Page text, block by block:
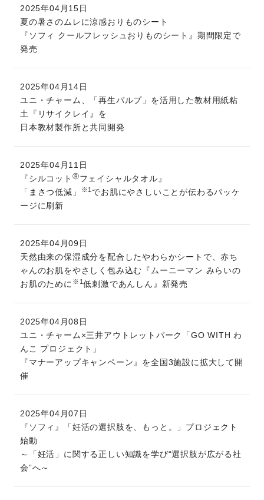
2025年04月15日
夏の暑さのムレに涼感おりものシート
『ソフィ クールフレッシュおりものシート』期間限定で
発売
2025年04月14日
ユニ・チャーム、「再生パルプ」を活用した教材用紙粘
土『リサイクレイ』を
日本教材製作所と共同開発
2025年04月11日
『シルコット Ⓡフェイシャルタオル』
「まさつ低減」
※1 でお肌にやさしいことが伝わるパッケ
ージに刷新
2025年04月09日
天然由来の保湿成分を配合したやわらかシートで、赤ち
ゃんのお肌をやさしく包み込む『ムーニーマン みらいの
お肌のために ※1 低刺激であんしん』新発売
2025年04月08日
ユニ・チャーム×三井アウトレットパーク「GO WITH わ
んこ プロジェクト」
『マナーアップキャンペーン』を全国3施設に拡大して開
催
2025年04月07日
『ソフィ』「妊活の選択肢を、もっと。」プロジェクト
始動
～「妊活」に関する正しい知識を学び“選択肢が広がる社
会”へ～